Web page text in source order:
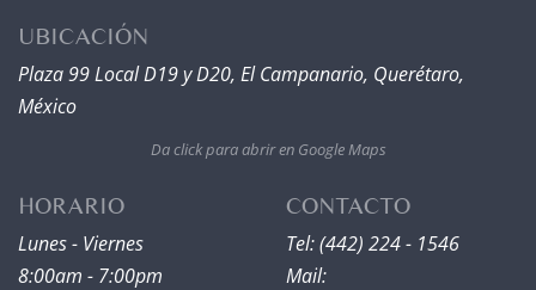
UBICACIÓN
Plaza 99 Local D19 y D20, El Campanario, Querétaro,
México
Da click para abrir en Google Maps
HORARIO CONTACTO
Lunes - Viernes
8:00am - 7:00pm
Tel: (442) 224 - 1546
Mail: